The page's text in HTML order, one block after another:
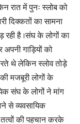
रात में पुनः स्लोब को
दिक्कतों का सामना
रही है ।संघ के लोगों का
गाड़ियों को
थे लेकिन स्लोव तोड़े
मजबूरी लोगों के
संघ के लोगों ने मांग
से व्यवसायिक
तत्वों की पहचान करके